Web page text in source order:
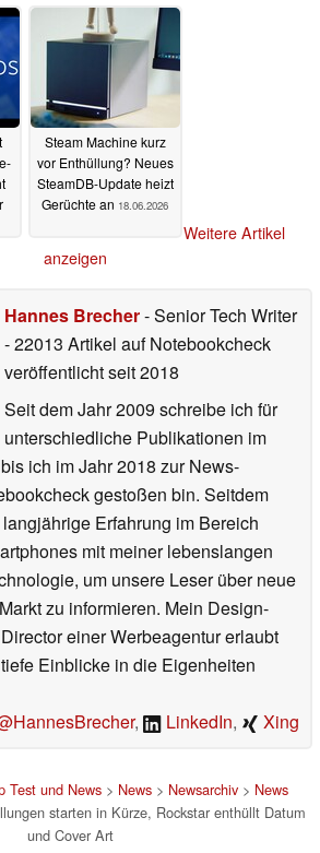
18.06.2026
Steam Machine kurz
vor Enthüllung? Neues
SteamDB-Update heizt
Gerüchte an 18.06.2026
Weitere Artikel
anzeigen
Hannes Brecher- Senior Tech Writer
- 22013 Artikel auf Notebookcheck
veröffentlichtseit 2018
Seit dem Jahr 2009 schreibe ich für
unterschiedliche Publikationen im
ich im Jahr 2018 zur News-
gestoßen bin. Seitdem
Erfahrung im Bereich
mit meiner lebenslangen
um unsere Leser über neue
zu informieren. Mein Design-
einer Werbeagentur erlaubt
Einblicke in die Eigenheiten
, LinkedIn, Xing
Test und News> News> Newsarchiv> News
starten in Kürze, Rockstar enthüllt Datum
und Cover Art